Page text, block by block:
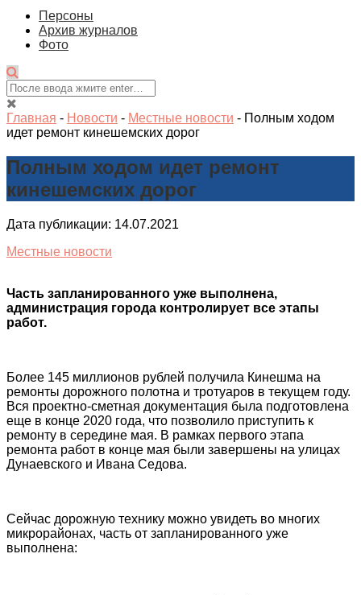
Персоны
Архив журналов
Фото
Главная - Новости - Местные новости - Полным ходом
идет ремонт кинешемских дорог
Полным ходом идет ремонт
кинешемских дорог
Дата публикации: 14.07.2021
Местные новости
Часть запланированного уже выполнена,
администрация города контролирует все этапы
работ.
Более 145 миллионов рублей получила Кинешма на
ремонты дорожного полотна и тротуаров в текущем году.
Вся проектно-сметная документация была подготовлена
еще в конце 2020 года, что позволило приступить к
ремонту в середине мая. В рамках первого этапа
ремонта работ в конце мая были завершены на улицах
Дунаевского и Ивана Седова.
Сейчас дорожную технику можно увидеть во многих
микрорайонах, часть от запланированного уже
выполнена: